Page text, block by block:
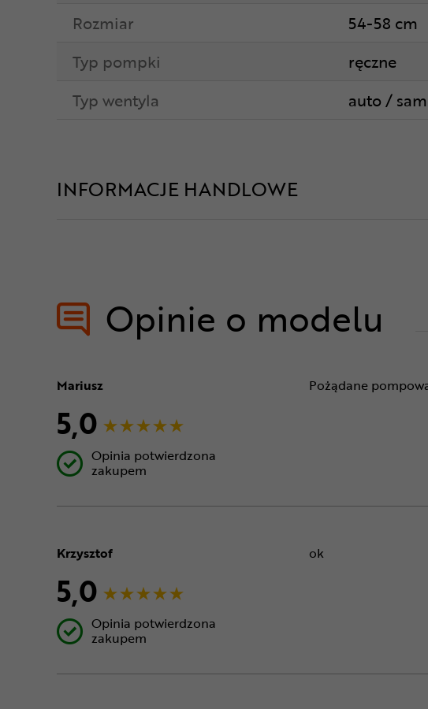
Rozmiar
54-58 cm
Typ pompki
ręczne
Typ wentyla
auto /
INFORMACJE HANDLOWE
Opinie o modelu
Mariusz
5,0
Opinia potwierdzona
zakupem
Pożądane
Krzysztof
5,0
Opinia potwierdzona
zakupem
ok